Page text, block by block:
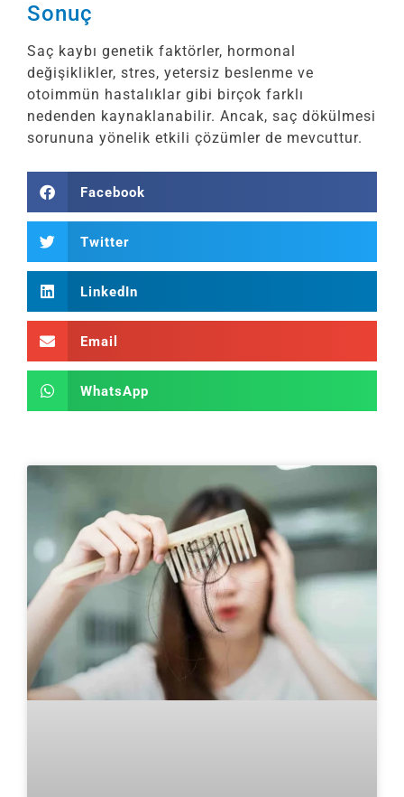
Sonuç
Saç kaybı genetik faktörler, hormonal
değişiklikler, stres, yetersiz beslenme ve
otoimmün hastalıklar gibi birçok farklı
nedenden kaynaklanabilir. Ancak, saç dökülmesi
sorununa yönelik etkili çözümler de mevcuttur.
Facebook
Twitter
LinkedIn
Email
WhatsApp